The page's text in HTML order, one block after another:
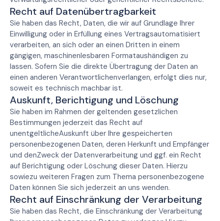
Recht auf Datenübertragbarkeit
Sie haben das Recht, Daten, die wir auf Grundlage Ihrer
Einwilligung oder in Erfüllung eines Vertragsautomatisiert
verarbeiten, an sich oder an einen Dritten in einem
gängigen, maschinenlesbaren Formataushändigen zu
lassen. Sofern Sie die direkte Übertragung der Daten an
einen anderen Verantwortlichenverlangen, erfolgt dies nur,
soweit es technisch machbar ist.
Auskunft, Berichtigung und Löschung
Sie haben im Rahmen der geltenden gesetzlichen
Bestimmungen jederzeit das Recht auf
unentgeltlicheAuskunft über Ihre gespeicherten
personenbezogenen Daten, deren Herkunft und Empfänger
und denZweck der Datenverarbeitung und ggf. ein Recht
auf Berichtigung oder Löschung dieser Daten. Hierzu
sowiezu weiteren Fragen zum Thema personenbezogene
Daten können Sie sich jederzeit an uns wenden.
Recht auf Einschränkung der Verarbeitung
Sie haben das Recht, die Einschränkung der Verarbeitung